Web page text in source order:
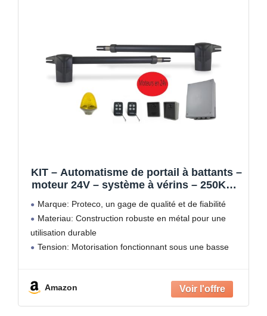
KIT – Automatisme de portail à battants –
moteur 24V – système à vérins – 250Kg –
Marque: Proteco, un gage de qualité et de fiabilité
Materiau: Construction robuste en métal pour une
utilisation durable
Tension: Motorisation fonctionnant sous une basse
idéale pour les
Amazon